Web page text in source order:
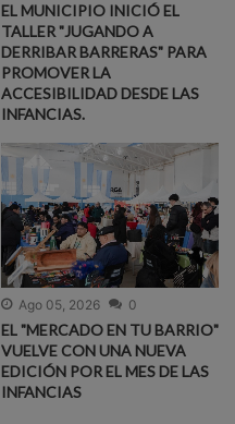
EL MUNICIPIO INICIÓ EL
TALLER "JUGANDO A
DERRIBAR BARRERAS" PARA
PROMOVER LA
ACCESIBILIDAD DESDE LAS
INFANCIAS.
Ago 05, 2026 0
EL "MERCADO EN TU BARRIO"
VUELVE CON UNA NUEVA
EDICIÓN POR EL MES DE LAS
INFANCIAS